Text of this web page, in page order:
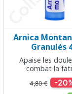
Arnica
Granulés
Apaise les
combat la
4,80 € -